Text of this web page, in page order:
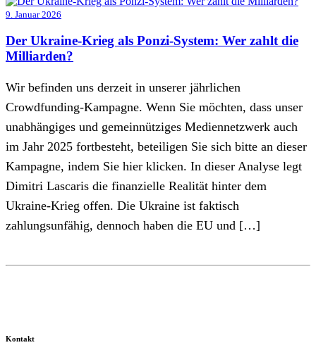
9. Januar 2026
Der Ukraine-Krieg als Ponzi-System: Wer zahlt die
Milliarden?
Wir befinden uns derzeit in unserer jährlichen
Crowdfunding-Kampagne. Wenn Sie möchten, dass unser
unabhängiges und gemeinnütziges Mediennetzwerk auch
im Jahr 2025 fortbesteht, beteiligen Sie sich bitte an dieser
Kampagne, indem Sie hier klicken. In dieser Analyse legt
Dimitri Lascaris die finanzielle Realität hinter dem
Ukraine-Krieg offen. Die Ukraine ist faktisch
zahlungsunfähig, dennoch haben die EU und […]
Kontakt